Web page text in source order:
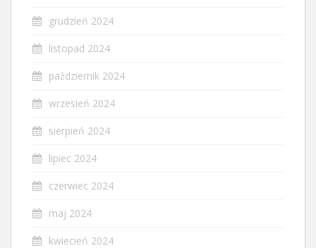
grudzień 2024
listopad 2024
październik 2024
wrzesień 2024
sierpień 2024
lipiec 2024
czerwiec 2024
maj 2024
kwiecień 2024